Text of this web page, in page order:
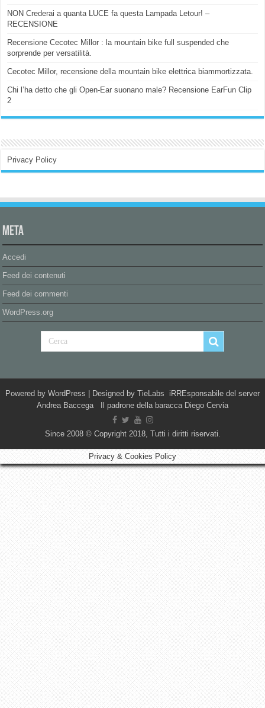
NON Crederai a quanta LUCE fa questa Lampada Letour! –
RECENSIONE
Recensione Cecotec Millor : la mountain bike full suspended che
sorprende per versatilità.
Cecotec Millor, recensione della mountain bike elettrica biammortizzata.
Chi l’ha detto che gli Open-Ear suonano male? Recensione EarFun Clip
2
Privacy Policy
Meta
Accedi
Feed dei contenuti
Feed dei commenti
WordPress.org
Powered by WordPress | Designed by TieLabs iRREsponsabile del server
Andrea Baccega Il padrone della baracca Diego Cervia
Since 2008 © Copyright 2018, Tutti i diritti riservati.
Privacy & Cookies Policy